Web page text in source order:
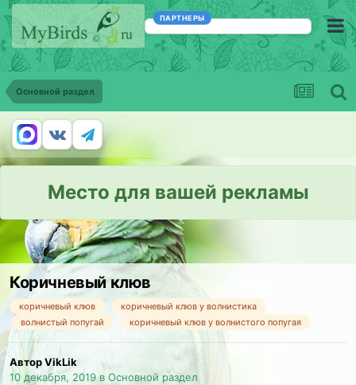
ПАРТНЕРЫ
Основной раздел
Место для вашей рекламы
Коричневый клюв
коричневый клюв
коричневый клюв у волнистика
волнистый попугай
коричневый клюв у волнистого попугая
Автор VikLik
10 декабря, 2019в Основной раздел